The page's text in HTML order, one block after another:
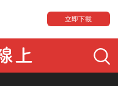
立即下載